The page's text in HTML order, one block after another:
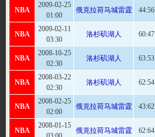
NBA
2009-02-25
01:00
俄克拉荷马城雷霆 44:56
NBA
2009-02-11
03:30
洛杉矶湖人 60:47
NBA
2008-10-25
02:30
洛杉矶湖人 63:53
NBA
2008-03-22
02:30
洛杉矶湖人 62:54
NBA
2008-02-25
02:00
俄克拉荷马城雷霆 43:62
NBA
2008-01-15
俄克拉荷马城雷霆 62:64